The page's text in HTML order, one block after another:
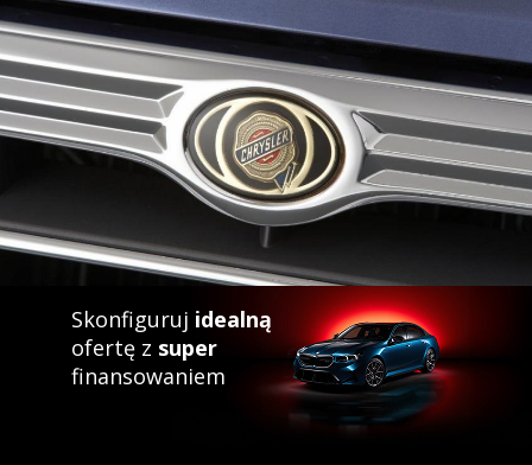
Skonfiguruj idealną
ofertę z super
finansowaniem